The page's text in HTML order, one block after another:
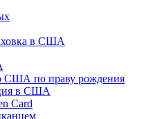
в США
США по праву рождения
в США
Card